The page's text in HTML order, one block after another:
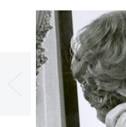
• また世界中の
女たちが従来の
えていくか示す
このプログラム
れば誰でも参加
あたり50人の女